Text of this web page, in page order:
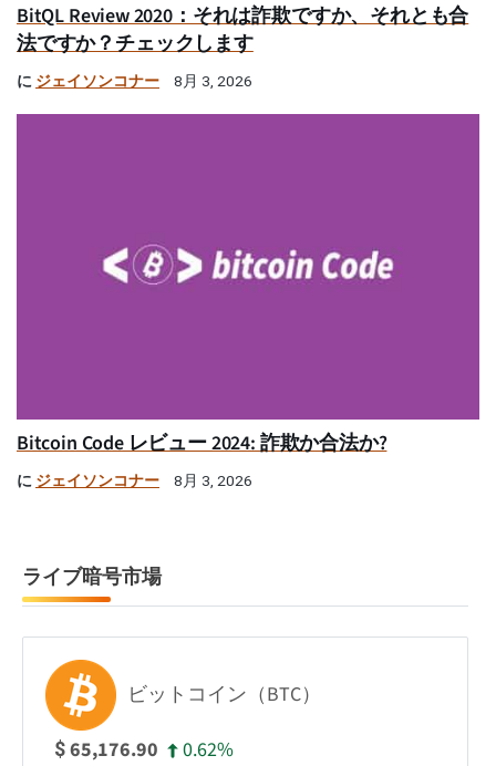
BitQL Review 2020：それは詐欺ですか、それとも合
法ですか？チェックします
に ジェイソンコナー 8月 3, 2026
Bitcoin Code レビュー 2024: 詐欺か合法か?
に ジェイソンコナー 8月 3, 2026
ライブ暗号市場
ビットコイン（BTC）
$65,176.90 0.62%